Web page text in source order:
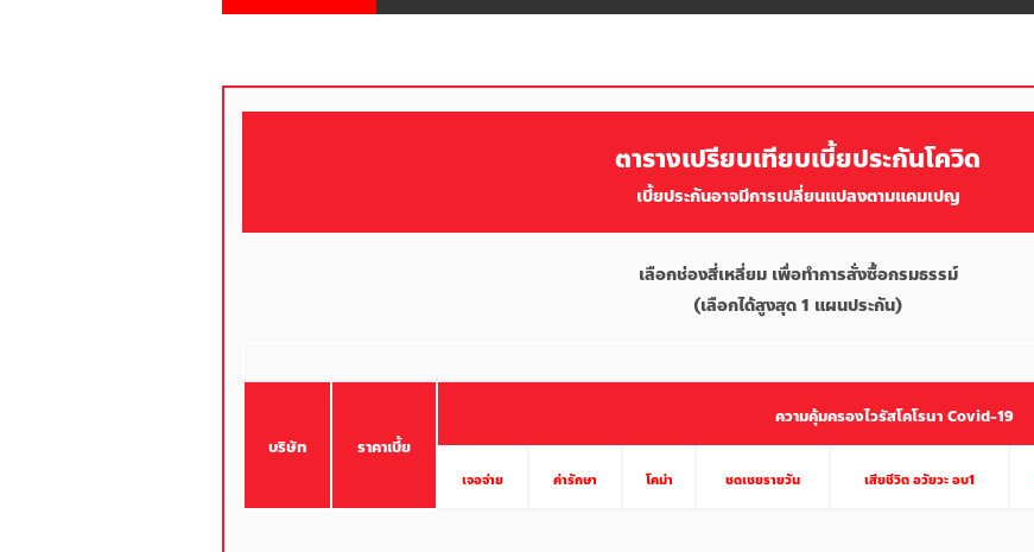
ตารางเปรียบเทียบเบี้ยประกันโควิด
เบี้ยประกันอาจมีการเปลี่ยนแปลงตามแคมเปญ
เลือกช่องสี่เหลี่ยม เพื่อทำการสั่งซื้อกรมธรรม์
(เลือกได้สูงสุด 1 แผนประกัน)
บริษัท ราคาเบี้ย
ความคุ้มครองไวรัสโคโรนา Covid-19
เจอจ่าย ค่ารักษา โคม่า ชดเชยรายวัน เสียชีวิต อวัยวะ อบ1